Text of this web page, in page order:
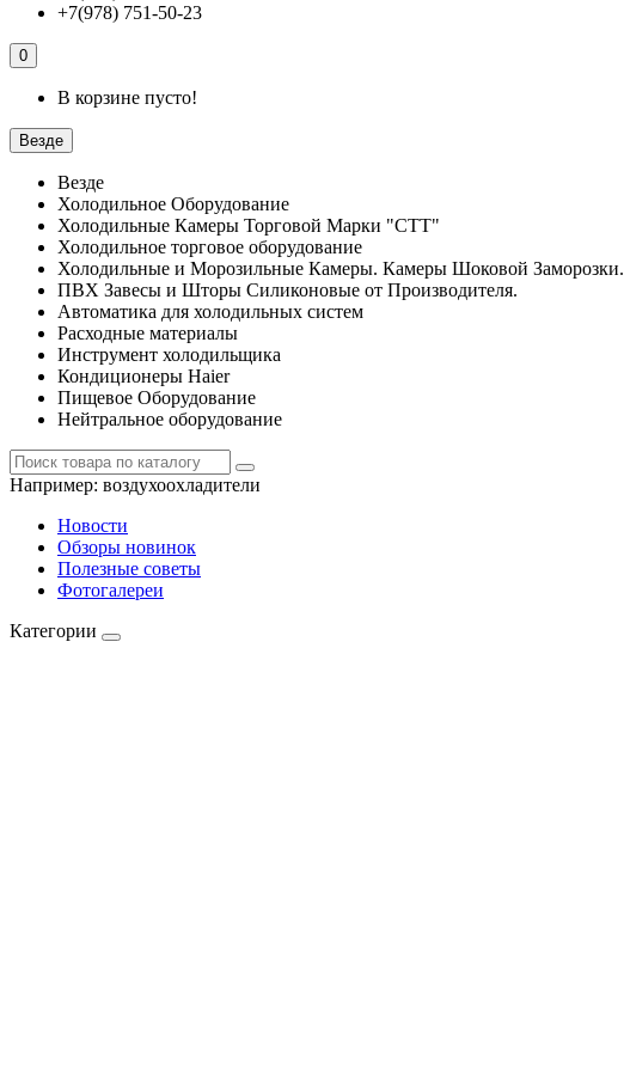
+7(978) 751-50-23
0
В корзине пусто!
Везде
Везде
Холодильное Оборудование
Холодильные Камеры Торговой Марки "СТТ"
Холодильное торговое оборудование
Холодильные и Морозильные Камеры. Камеры Шоковой Заморозки.
ПВХ Завесы и Шторы Силиконовые от Производителя.
Автоматика для холодильных систем
Расходные материалы
Инструмент холодильщика
Кондиционеры Haier
Пищевое Оборудование
Нейтральное оборудование
Например: воздухоохладители
Новости
Обзоры новинок
Полезные советы
Фотогалереи
Категории